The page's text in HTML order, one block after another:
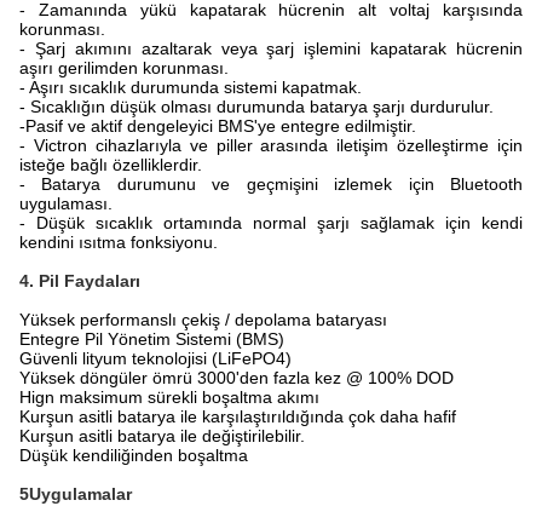
- Zamanında yükü kapatarak hücrenin alt voltaj karşısında
korunması.
- Şarj akımını azaltarak veya şarj işlemini kapatarak hücrenin
aşırı gerilimden korunması.
- Aşırı sıcaklık durumunda sistemi kapatmak.
- Sıcaklığın düşük olması durumunda batarya şarjı durdurulur.
-Pasif ve aktif dengeleyici BMS'ye entegre edilmiştir.
- Victron cihazlarıyla ve piller arasında iletişim özelleştirme için
isteğe bağlı özelliklerdir.
- Batarya durumunu ve geçmişini izlemek için Bluetooth
uygulaması.
- Düşük sıcaklık ortamında normal şarjı sağlamak için kendi
kendini ısıtma fonksiyonu.
4. Pil Faydaları
Yüksek performanslı çekiş / depolama bataryası
Entegre Pil Yönetim Sistemi (BMS)
Güvenli lityum teknolojisi (LiFePO4)
Yüksek döngüler ömrü 3000'den fazla kez @ 100% DOD
Hign maksimum sürekli boşaltma akımı
Kurşun asitli batarya ile karşılaştırıldığında çok daha hafif
Kurşun asitli batarya ile değiştirilebilir.
Düşük kendiliğinden boşaltma
5Uygulamalar